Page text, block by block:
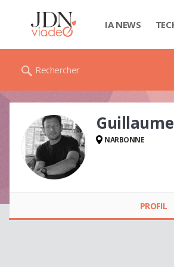
IA NEWS
Rechercher
ALEXANDRE
Guillaume
NARBONNE
PROFIL